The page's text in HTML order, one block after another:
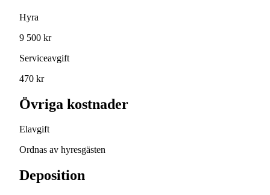
Hyra
9 500 kr
Serviceavgift
470 kr
Övriga kostnader
Elavgift
Ordnas av hyresgästen
Deposition